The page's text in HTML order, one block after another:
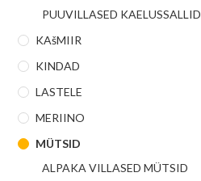
PUUVILLASED KAELUSSALLID
KAšMIIR
KINDAD
LASTELE
MERIINO
MÜTSID
ALPAKA VILLASED MÜTSID